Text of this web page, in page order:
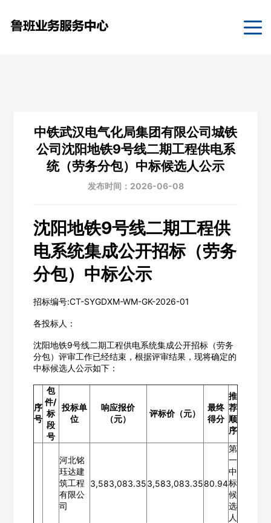
中铁武汉电气化局集团有限公司城铁
公司沈阳地铁9号线二期工程供电系
统（劳务分包）中标候选人公示
发布时间：2026-06-08
沈阳地铁9号线二期工程供
电系统集成公开招标（劳务
分包）中标公示
招标编号:CT-SYGDXM-WM-GK-2026-01
各投标人：
沈阳地铁9号线二期工程供电系统集成公开招标（劳务
分包）评审工作已经结束，根据评审结果，现将确定的
中标候选人公示如下：
序
号
包
件/
标
段
号
投标单
位
响应报价
（元）
评标价（元）
最终
得分
推
荐
顺
序
河北铭
珏达建
筑工程
有限公
司
3,583,083.353,583,083.3580.94
第
一
中
标
候
选
人